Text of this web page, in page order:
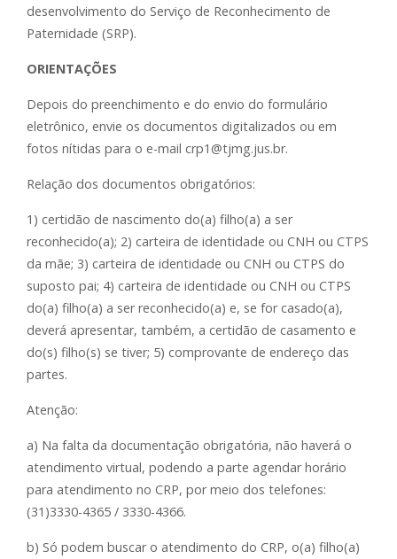
desenvolvimento do Serviço de Reconhecimento de
Paternidade (SRP).
ORIENTAÇÕES
Depois do preenchimento e do envio do formulário
eletrônico, envie os documentos digitalizados ou em
fotos nítidas para o e-mail crp1@tjmg.jus.br.
Relação dos documentos obrigatórios:
1) certidão de nascimento do(a) filho(a) a ser
reconhecido(a); 2) carteira de identidade ou CNH ou CTPS
da mãe; 3) carteira de identidade ou CNH ou CTPS do
suposto pai; 4) carteira de identidade ou CNH ou CTPS
do(a) filho(a) a ser reconhecido(a) e, se for casado(a),
deverá apresentar, também, a certidão de casamento e
do(s) filho(s) se tiver; 5) comprovante de endereço das
partes.
Atenção:
a) Na falta da documentação obrigatória, não haverá o
atendimento virtual, podendo a parte agendar horário
para atendimento no CRP, por meio dos telefones:
(31)3330-4365 / 3330-4366.
b) Só podem buscar o atendimento do CRP, o(a) filho(a)